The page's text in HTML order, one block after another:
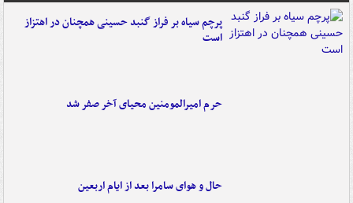
پرچم سیاه بر فراز گنبد حسینی همچنان در اهتزاز
است
حرم امیرالمومنین محیای آخر صفر شد
حال و هوای سامرا بعد از ایام اربعین